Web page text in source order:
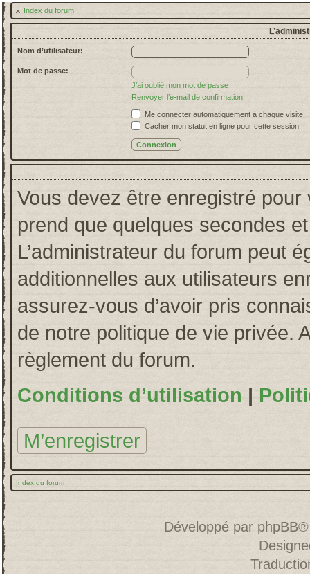
Index du forum
Nom d’utilisateur:
Mot de passe:
J’ai oublié mon mot de passe
Renvoyer l’e-mail de confirmation
Me connecter automatiquement à chaque visite
Cacher mon statut en ligne pour cette session
Vous devez être enregistré pour
prend que quelques secondes
L’administrateur du forum peut
additionnelles aux utilisateurs
assurez-vous d’avoir pris
de notre politique de vie privée.
règlement du forum.
Conditions d’utilisation |
M’enregistrer
Index du forum
Développé par phpBB®